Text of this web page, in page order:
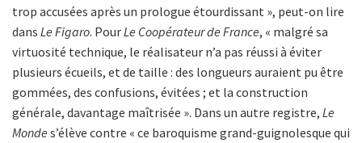
trop accusées après un prologue étourdissant », peut-on lire
dans Le Figaro. PourLe Coopérateur de France, « malgré sa
virtuosité technique, le réalisateur n’a pas réussi à éviter
plusieurs écueils, et de taille : des longueurs auraient pu être
gommées, des confusions, évitées ; et la construction
générale, davantage maîtrisée ». Dans un autre registre, Le
Monde s’élève contre « ce baroquisme grand-guignolesque qui